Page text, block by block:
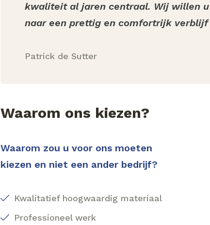
kwaliteit al jaren centraal. Wij willen
naar een prettig en comfortrijk verblijf
Patrick de Sutter
Waarom ons kiezen?
Waarom zou u voor ons moeten
kiezen en niet een ander bedrijf?
Kwalitatief hoogwaardig materiaal
Professioneel werk